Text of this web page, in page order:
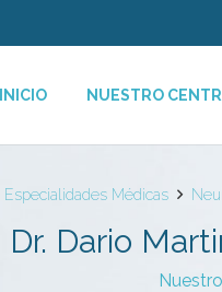
INICIO NUESTRO
Especialidades Médicas
Dr. Dario